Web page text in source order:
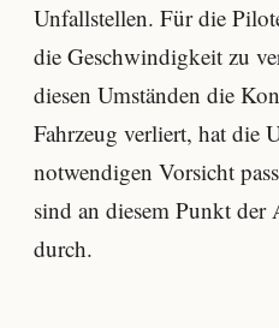
Unfallstellen. Für die
die Geschwindigkeit zu
diesen Umständen die
Fahrzeug verliert, hat die
notwendigen Vorsicht
sind an diesem Punkt der
durch.